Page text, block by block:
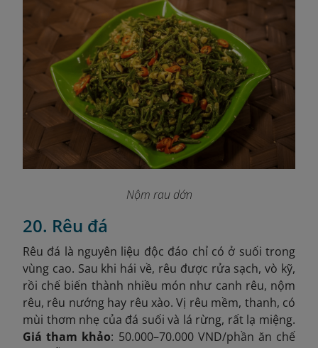
Nộm rau dớn
20. Rêu đá
Rêu đá là nguyên liệu độc đáo chỉ có ở suối trong
vùng cao. Sau khi hái về, rêu được rửa sạch, vò kỹ,
rồi chế biến thành nhiều món như canh rêu, nộm
rêu, rêu nướng hay rêu xào. Vị rêu mềm, thanh, có
mùi thơm nhẹ của đá suối và lá rừng, rất lạ miệng.
Giá tham khảo: 50.000–70.000 VND/phần ăn chế